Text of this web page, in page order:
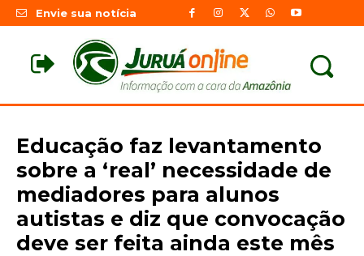
Envie sua notícia
Educação faz levantamento
sobre a ‘real’ necessidade de
mediadores para alunos
autistas e diz que convocação
deve ser feita ainda este mês